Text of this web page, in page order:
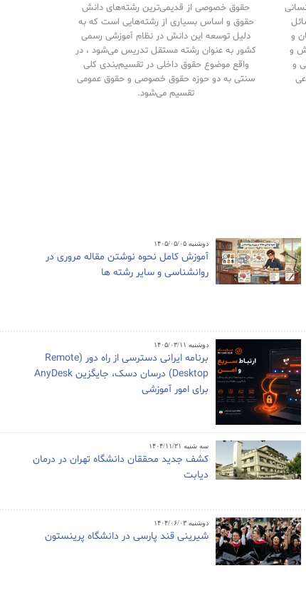
و
و
و
حقوق خصوصی از قدیمی‌ترین رشته‌های دانش
حقوق و اساس بسیاری از رشته‌هایی است که به
دلیل توسعه این دانش در نظام آموزشی رسمی
کشور به عنوان رشته مستقل تدریس می‌شود ، در
واقع موضوع حقوق داخلی در تقسیم‌بندی کلی
سنتی به دو حوزه حقوق خصوصی و حقوق‌ عمومی
تقسیم می‌شود.
دوشنبه ۱۴۰۵/۰۵/۰۵
آموزش کامل نحوه نوشتن مقاله مروری در
روانشناسی و سایر رشته ها
دوشنبه ۱۴۰۵/۰۳/۱۱
برنامه ایرانی دسترسی از راه دور (Remote
Desktop) درسان دسک، جایگزین AnyDesk
برای امور آموزشی
سه شنبه ۱۴۰۴/۱۱/۲۱
کشف جدید محققان دانشگاه تهران در درمان
دیابت
دوشنبه ۱۴۰۴/۰۶/۰۳
شیرینی قند پارسی در دانشگاه پرینستون